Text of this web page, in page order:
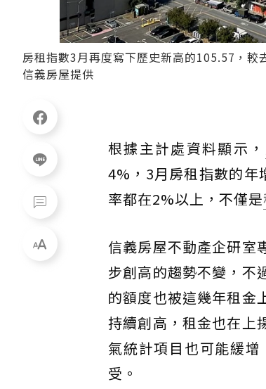
房租指數3月再度寫下歷史新高的105.57，
信義房屋提供
根據主計處資料顯示，
4%，3月房租指數的年
率都在2%以上，不僅是
信義房屋不動產企研室
步創高的趨勢不變，不
的額度也被這幾年租金
持續創高，租金也在上
氣統計項目也可能緩
受。